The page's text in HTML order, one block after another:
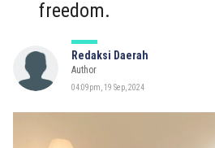
freedom.
Redaksi Daerah
Author
04:09pm, 19 Sep, 2024